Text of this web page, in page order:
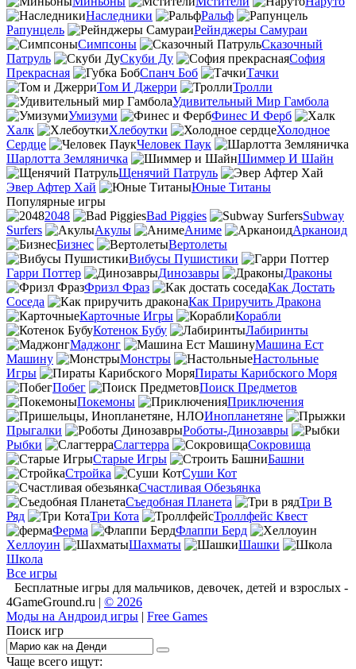
Наследники
Ральф
Рапунцель
Рейнджеры Самураи
Симпсоны
Сказочный
Патруль
Скуби Ду
София
Прекрасная
Спанч Боб
Тачки
Том И Джерри
Тролли
Удивительный Мир Гамбола
Умизуми
Финес И Ферб
Халк
Хлебоутки
Холодное
Сердце
Человек Паук
Шарлотта Земляничка
Шиммер И Шайн
Щенячий Патруль
Эвер Афтер Хай
Юные Титаны
Популярные игры
2048
Bad Piggies
Subway
Surfers
Акулы Аниме
Арканоид
Бизнес
Вертолеты
Вибусы Пушистики
Гарри Поттер
Динозавры
Драконы
Фризл Фраз
Как Достать
Соседа
Как Приручить Дракона
Карточные Игры
Корабли
Котенок Бубу
Лабиринты
Маджонг
Машина Ест
Машину
Монстры
Настольные
Игры
Пираты Карибского Моря
Побег
Поиск Предметов
Покемоны
Приключения
Инопланетяне
Прыгалки
Роботы-Динозавры
Рыбки
Слагтерра
Сокровища
Старые Игры
Башни
Стройка
Суши Кот
Счастливая Обезьянка
Съедобная Планета
Три В
Ряд
Три Кота
Троллфейс Квест
Ферма
Флаппи Берд
Хеллоуин
Шахматы
Шашки
Школа
Все игры
Бесплатные игры для мальчиков, девочек, детей и взрослых -
4GameGround.ru | © 2026
Моды на Андроид игры | Free Games
Поиск игр
Чаще всего ищут: